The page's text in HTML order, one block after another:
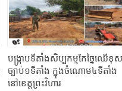
បង្រ្កាបទីតាំងសិប្បកម្មកែច្នៃឈើខុស
ច្បាប់១ទីតាំង ក្នុងចំណោម៤ទីតាំង
នៅខេត្តព្រះវិហារ